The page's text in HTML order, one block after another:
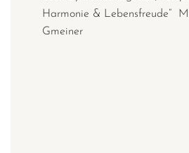
Harmonie & Lebensfreude“
Gmeiner